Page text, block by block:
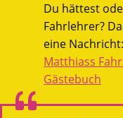
Du hättest
Fahrlehrer?
eine Nachricht:
Matthiass
Gästebuch